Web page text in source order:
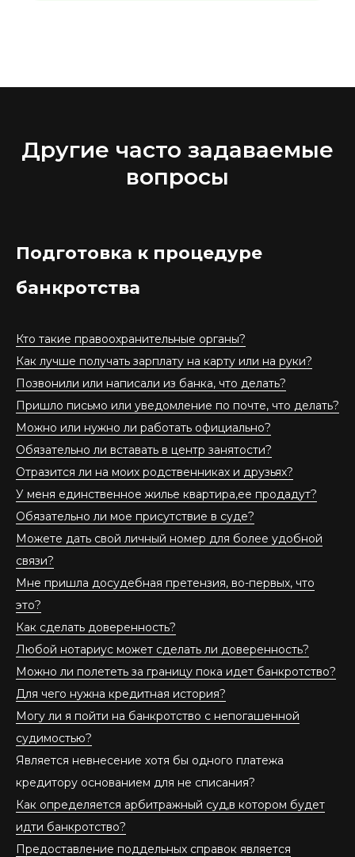
Другие часто задаваемые
вопросы
Подготовка к процедуре
банкротства
Кто такие правоохранительные органы?
Как лучше получать зарплату на карту или на руки?
Позвонили или написали из банка, что делать?
Пришло письмо или уведомление по почте, что делать?
Можно или нужно ли работать официально?
Обязательно ли вставать в центр занятости?
Отразится ли на моих родственниках и друзьях?
У меня единственное жилье квартира,ее продадут?
Обязательно ли мое присутствие в суде?
Можете дать свой личный номер для более удобной
связи?
Мне пришла досудебная претензия, во-первых, что
это?
Как сделать доверенность?
Любой нотариус может сделать ли доверенность?
Можно ли полететь за границу пока идет банкротство?
Для чего нужна кредитная история?
Могу ли я пойти на банкротство с непогашенной
судимостью?
Является невнесение хотя бы одного платежа
кредитору основанием для не списания?
Как определяется арбитражный суд,в котором будет
идти банкротство?
Предоставление поддельных справок является